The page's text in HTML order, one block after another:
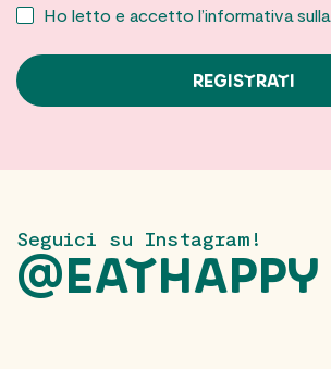
Ho letto e accetto l’informativa sulla
Seguici su Instagram!
@EATHAPPY